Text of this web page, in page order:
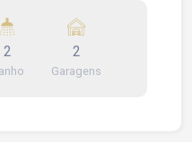
com sistema
com
para 2 carros
2 2
Garagens